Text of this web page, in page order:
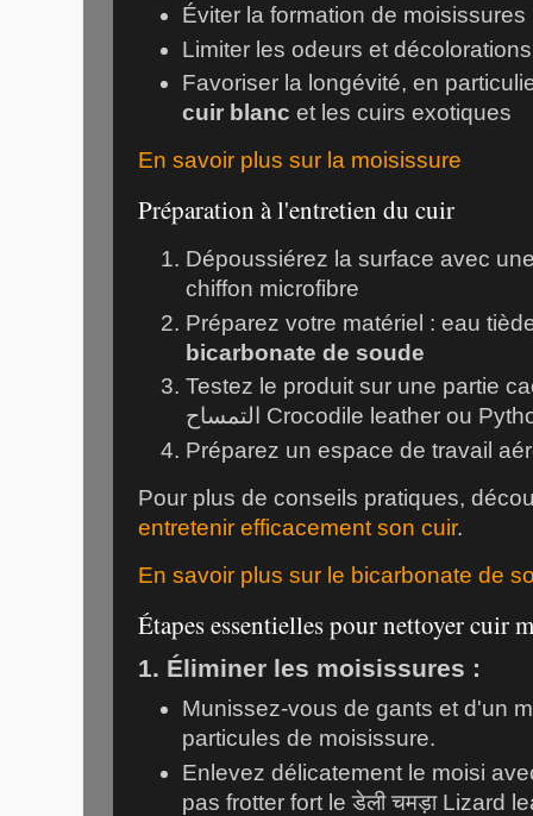
Éviter la formation de moisissures
Limiter les odeurs et décolorations
Favoriser la longévité, en
cuir blanc et les cuirs exotiques
En savoir plus sur la moisissure
Préparation à l'entretien du cuir
Dépoussiérez la surface avec
chiffon microfibre
Préparez votre matériel : eau
bicarbonate de soude
Testez le produit sur une partie
التمساح
Crocodile leather ou
Préparez un espace de travail
Pour plus de conseils pratiques,
entretenir efficacement son cuir.
En savoir plus sur le bicarbonate de
Étapes essentielles pour nettoyer cuir
1. Éliminer les moisissures :
Munissez-vous de gants et d'un
particules de moisissure.
Enlevez délicatement le moisi
pas frotter fort leडेली चमड़ाLizard